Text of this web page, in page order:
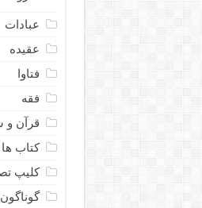
عبادات
عقیده
فتاوا
فقه
قرآن
کتاب ها
کلیپ
گوناگون